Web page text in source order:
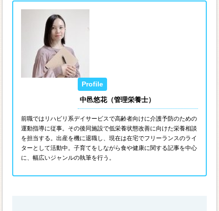
中邑悠花（管理栄養士）
前職ではリハビリ系デイサービスで高齢者向けに介護予防のための
運動指導に従事。その後同施設で低栄養状態改善に向けた栄養相談
を担当する。出産を機に退職し、現在は在宅でフリーランスのライ
ターとして活動中。子育てをしながら食や健康に関する記事を中心
に、幅広いジャンルの執筆を行う。